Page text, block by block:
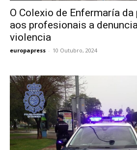
O Colexio de Enfermaría
aos profesionais a
violencia
europapress - 10 Outubro, 2024